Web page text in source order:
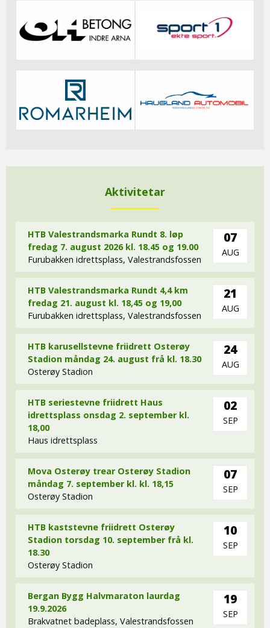
Aktivitetar
HTB Valestrandsmarka Rundt 8. løp
fredag 7. august 2026 kl. 18.45 og 19.00
Furubakken idrettsplass, Valestrandsfossen
07
AUG
HTB Valestrandsmarka Rundt 4,4 km
fredag 21. august kl. 18,45 og 19,00
Furubakken idrettsplass, Valestrandsfossen
21
AUG
HTB karusellstevne friidrett Osterøy
Stadion måndag 24. august frå kl. 18.30
Osterøy Stadion
24
AUG
HTB seriestevne friidrett Haus
idrettsplass onsdag 2. september kl.
18,00
Haus idrettsplass
02
SEP
Mova Osterøy trear Osterøy Stadion
måndag 7. september kl. kl. 18,15
Osterøy Stadion
07
SEP
HTB kaststevne friidrett Osterøy
Stadion torsdag 10. september frå kl.
18.30
Osterøy Stadion
10
SEP
Bergan Bygg Halvmaraton laurdag
19.9.2026
Brakvatnet badeplass, Valestrandsfossen
19
SEP